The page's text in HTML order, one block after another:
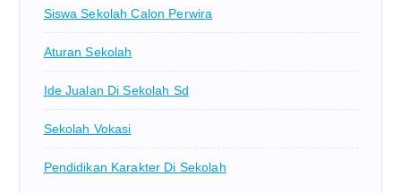
Siswa Sekolah Calon Perwira
Aturan Sekolah
Ide Jualan Di Sekolah Sd
Sekolah Vokasi
Pendidikan Karakter Di Sekolah